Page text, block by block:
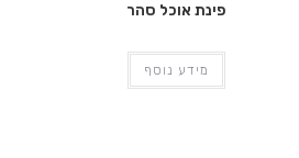
פינת אוכל סהר
מידע נוסף